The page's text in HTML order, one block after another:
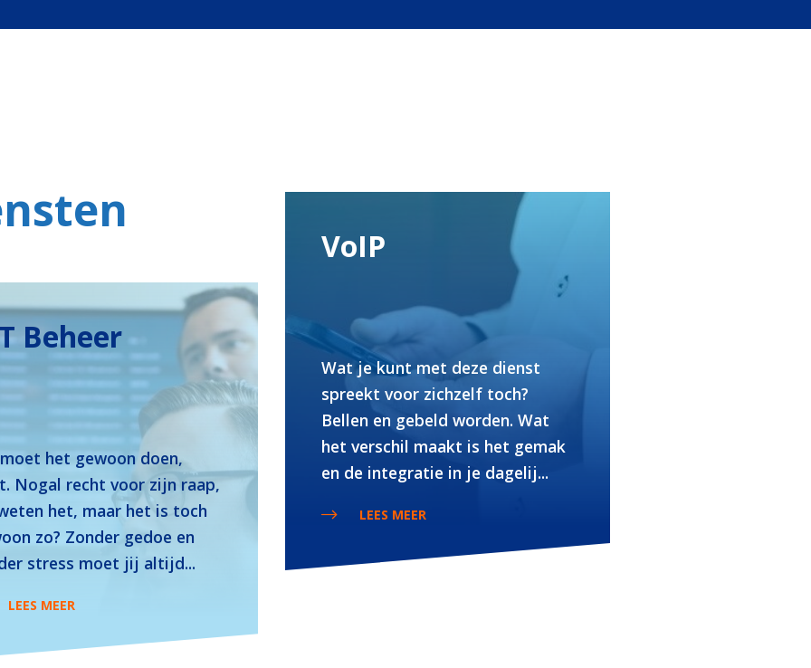
Beheer
het gewoon doen,
Nogal recht voor zijn raap,
het, maar het is toch
zo? Zonder gedoe en
stress moet jij altijd...
LEES MEER
VoIP
Wat je kunt met deze dienst
spreekt voor zichzelf toch?
Bellen en gebeld worden. Wat
het verschil maakt is het gemak
en de integratie in je dagelij...
LEES MEER